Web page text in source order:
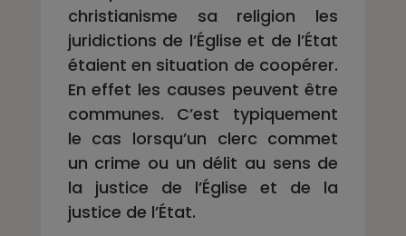
christianisme sa religion les
juridictions de l’Église et de l’État
étaient en situation de coopérer.
En effet les causes peuvent être
communes. C’est typiquement
le cas lorsqu’un clerc commet
un crime ou un délit au sens de
la justice de l’Église et de la
justice de l’État.